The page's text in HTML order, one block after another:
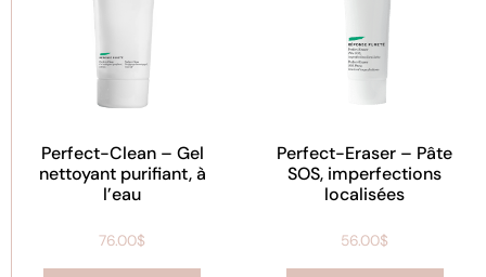
Perfect-Clean – Gel
nettoyant purifiant, à
l’eau
76.00$
Perfect-Eraser – Pâte
SOS, imperfections
localisées
56.00$